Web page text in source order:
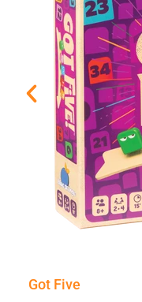
Got Five